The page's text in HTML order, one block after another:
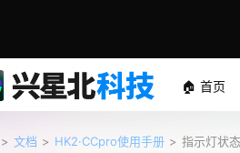
🏠 首页
> 文档 > HK2·CCpro使用手册 > 指示灯状